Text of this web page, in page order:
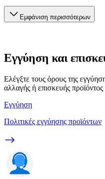
Εμφάνιση περισσότερων
Εγγύηση και
Ελέγξτε τους όρους της
αλλαγής ή επισκευής προϊόντος
Εγγύηση
Πολιτικές εγγύησης προϊόντων